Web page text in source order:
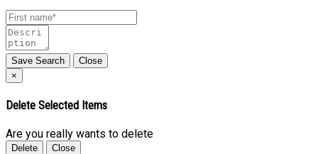
Close
×
Delete Selected Items
Are you really wants to delete
Close